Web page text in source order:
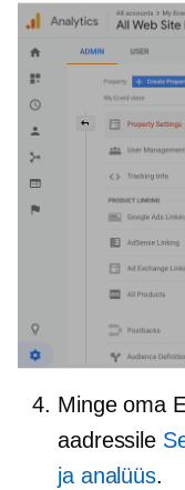
Minge oma
aadressile
ja analüüs.